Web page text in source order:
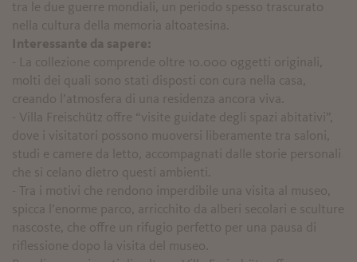
tra le due guerre mondiali, un periodo spesso trascurato
nella cultura della memoria altoatesina.
Interessante da sapere:
- La collezione comprende oltre 10.000 oggetti originali,
molti dei quali sono stati disposti con cura nella casa,
creando l’atmosfera di una residenza ancora viva.
- Villa Freischütz offre “visite guidate degli spazi abitativi”,
dove i visitatori possono muoversi liberamente tra saloni,
studi e camere da letto, accompagnati dalle storie personali
che si celano dietro questi ambienti.
- Tra i motivi che rendono imperdibile una visita al museo,
spicca l’enorme parco, arricchito da alberi secolari e sculture
nascoste, che offre un rifugio perfetto per una pausa di
riflessione dopo la visita del museo.